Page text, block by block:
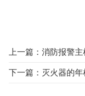
上一篇：消防报警
下一篇：灭火器的